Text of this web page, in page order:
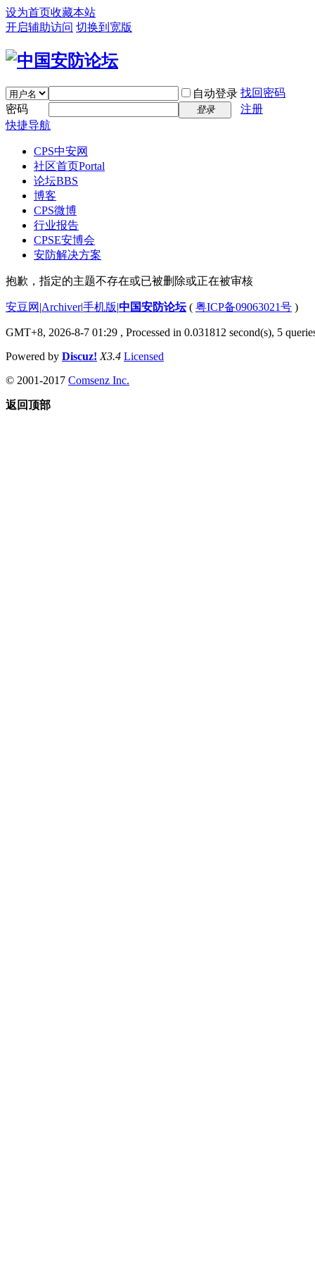
设为首页收藏本站
开启辅助访问 切换到宽版
自动登录 找回密码
密码
登录
注册
快捷导航
CPS中安网
社区首页Portal
论坛BBS
博客
CPS微博
行业报告
CPSE安博会
安防解决方案
抱歉，指定的主题不存在或已被删除或正在被审核
安豆网 |Archiver|手机版|中国安防论坛( 粤ICP备09063021号 )
GMT+8, 2026-8-7 01:29 , Processed in 0.031812 second(s), 5
Powered by Discuz! X3.4 Licensed
© 2001-2017 Comsenz Inc.
返回顶部